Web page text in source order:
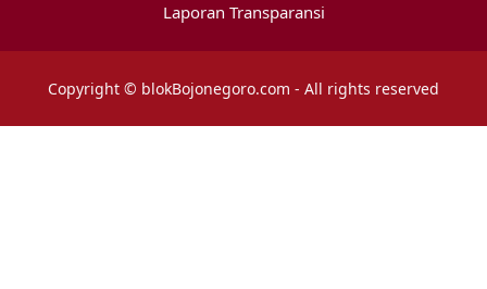
Laporan Transparansi
Copyright © blokBojonegoro.com - All rights reserved